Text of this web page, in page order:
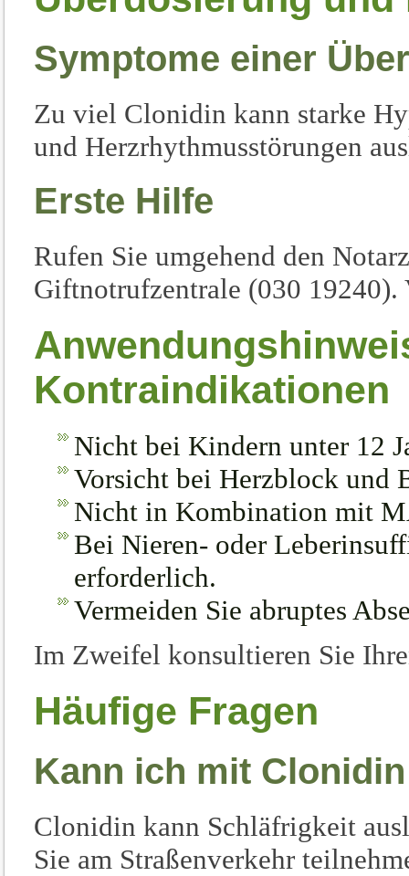
Symptome einer
Zu viel Clonidin kann starke
und Herzrhythmusstörungen
Erste Hilfe
Rufen Sie umgehend den
Giftnotrufzentrale (030 19240).
Kontraindikationen
Nicht bei Kindern unter 12
Vorsicht bei Herzblock und
Nicht in Kombination mit
Bei Nieren- oder
erforderlich.
Vermeiden Sie abruptes
Im Zweifel konsultieren Sie
Häufige Fragen
Kann ich mit
Clonidin kann Schläfrigkeit
Sie am Straßenverkehr